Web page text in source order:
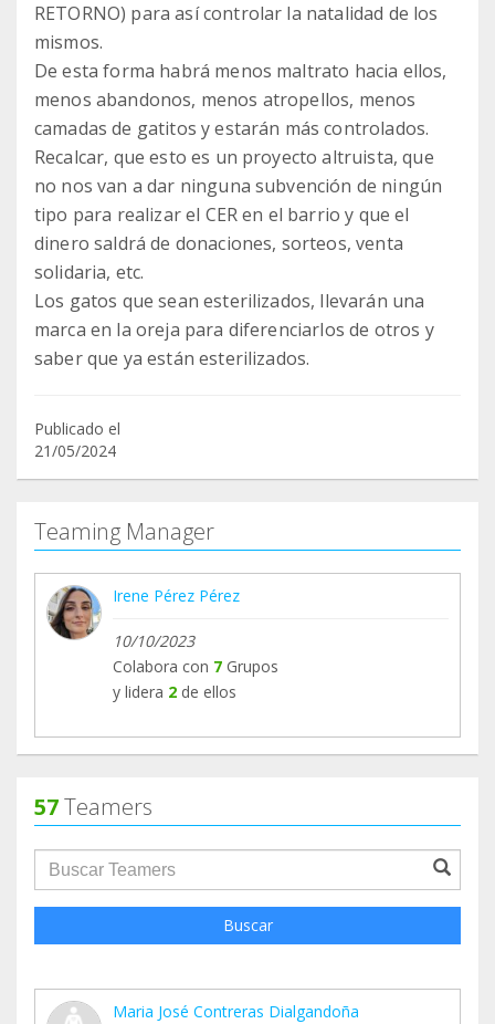
RETORNO) para así controlar la natalidad de los
mismos.
De esta forma habrá menos maltrato hacia ellos,
menos abandonos, menos atropellos, menos
camadas de gatitos y estarán más controlados.
Recalcar, que esto es un proyecto altruista, que
no nos van a dar ninguna subvención de ningún
tipo para realizar el CER en el barrio y que el
dinero saldrá de donaciones, sorteos, venta
solidaria, etc.
Los gatos que sean esterilizados, llevarán una
marca en la oreja para diferenciarlos de otros y
Publicado el
21/05/2024
Teaming Manager
Irene Pérez Pérez
10/10/2023
Colabora con 7 Grupos
y lidera 2 de ellos
57Teamers
groupProfile.searchForm.search.text???
Buscar
Maria José Contreras Dialgandoña